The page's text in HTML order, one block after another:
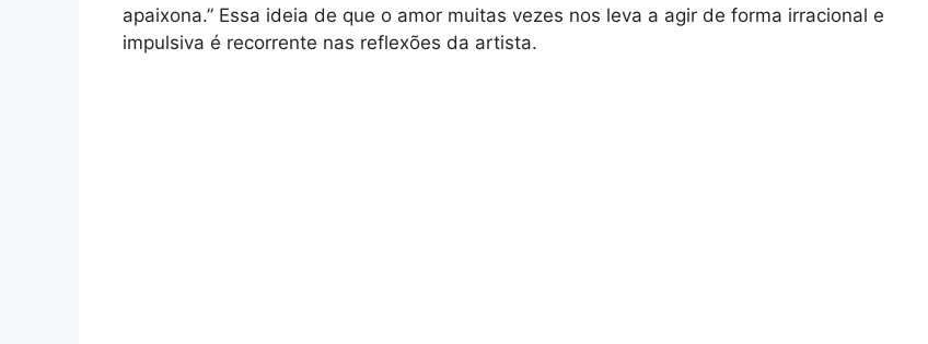
apaixona.” Essa ideia de que o amor muitas vezes nos leva a agir de forma irracional e
impulsiva é recorrente nas reflexões da artista.